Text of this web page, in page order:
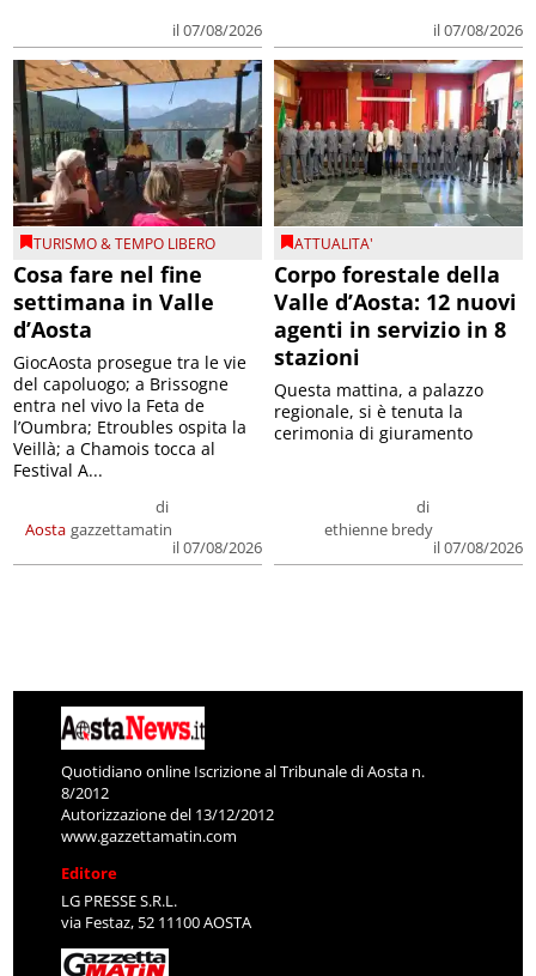
il 07/08/2026 il 07/08/2026
TURISMO & TEMPO LIBERO
Cosa fare nel fine
settimana in Valle
d’Aosta
Aosta
di
gazzettamatin
il 07/08/2026
GiocAosta prosegue tra le vie
del capoluogo; a Brissogne
entra nel vivo la Feta de
l’Oumbra; Etroubles ospita la
Veillà; a Chamois tocca al
Festival A...
ATTUALITA'
Corpo forestale della
Valle d’Aosta: 12 nuovi
agenti in servizio in 8
stazioni
di
ethienne bredy
il 07/08/2026
Questa mattina, a palazzo
regionale, si è tenuta la
cerimonia di giuramento
Quotidiano online Iscrizione al Tribunale di Aosta n.
8/2012
Autorizzazione del 13/12/2012
www.gazzettamatin.com
Editore
LG PRESSE S.R.L.
via Festaz, 52 11100 AOSTA